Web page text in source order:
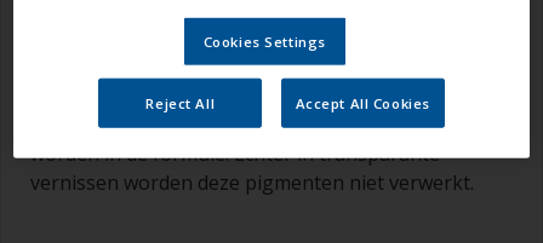
bieden tegen afbraak door de elementen; de zee,
UV-straling van de zon, regen en wind. In
verfproducten wordt enige bescherming geboden
door de kleurpigmenten die gebruikt
worden in de formule. Echter in transparante
vernissen worden deze pigmenten niet verwerkt.
Cookies Settings
Reject All Accept All Cookies